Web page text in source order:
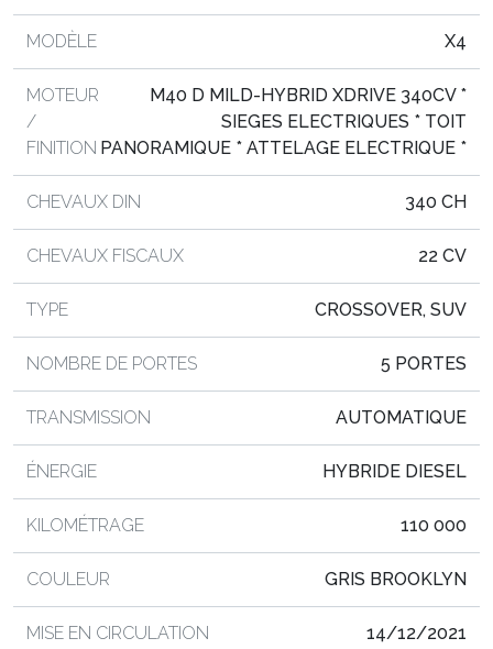
MODÈLE X4
MOTEUR
/
FINITION
M40 D MILD-HYBRID XDRIVE 340CV *
SIEGES ELECTRIQUES * TOIT
PANORAMIQUE * ATTELAGE ELECTRIQUE *
CHEVAUX DIN 340 CH
CHEVAUX FISCAUX 22 CV
TYPE CROSSOVER, SUV
NOMBRE DE PORTES 5 PORTES
TRANSMISSION AUTOMATIQUE
ÉNERGIE HYBRIDE DIESEL
KILOMÉTRAGE 110 000
COULEUR GRIS BROOKLYN
MISE EN CIRCULATION 14/12/2021